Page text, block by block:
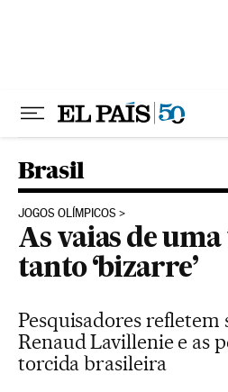
Brasil
JOGOS OLÍMPICOS
As vaias de
tanto ‘bizarre’
Pesquisadores refletem
Renaud Lavillenie e as
torcida brasileira